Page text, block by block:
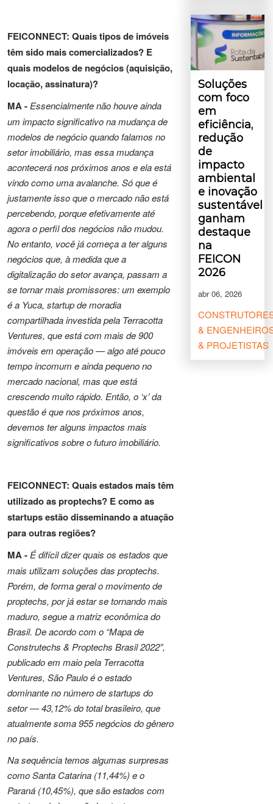
FEICONNECT: Quais tipos de imóveis
têm sido mais comercializados? E
quais modelos de negócios (aquisição,
locação, assinatura)?
MA - Essencialmente não houve ainda
um impacto significativo na mudança de
modelos de negócio quando falamos no
setor imobiliário, mas essa mudança
acontecerá nos próximos anos e ela está
vindo como uma avalanche. Só que é
justamente isso que o mercado não está
percebendo, porque efetivamente até
agora o perfil dos negócios não mudou.
No entanto, você já começa a ter alguns
negócios que, à medida que a
digitalização do setor avança, passam a
se tornar mais promissores: um exemplo
é a Yuca, startup de moradia
compartilhada investida pela Terracotta
Ventures, que está com mais de 900
imóveis em operação — algo até pouco
tempo incomum e ainda pequeno no
mercado nacional, mas que está
crescendo muito rápido. Então, o ‘x’ da
questão é que nos próximos anos,
devemos ter alguns impactos mais
significativos sobre o futuro imobiliário.
FEICONNECT: Quais estados mais têm
utilizado as proptechs? E como as
startups estão disseminando a atuação
para outras regiões?
MA - É difícil dizer quais os estados que
mais utilizam soluções das proptechs.
Porém, de forma geral o movimento de
proptechs, por já estar se tornando mais
maduro, segue a matriz econômica do
Brasil. De acordo com o “Mapa de
Construtechs & Proptechs Brasil 2022”,
publicado em maio pela Terracotta
Ventures, São Paulo é o estado
dominante no número de startups do
setor — 43,12% do total brasileiro, que
atualmente soma 955 negócios do gênero
no país.
Na sequência temos algumas surpresas
como Santa Catarina (11,44%) e o
Paraná (10,45%), que são estados com
Soluções
com foco
em
eficiência,
redução
de
impacto
ambiental
e inovação
sustentável
ganham
destaque
na
FEICON
2026
abr 06, 2026
&
& PROJETISTAS